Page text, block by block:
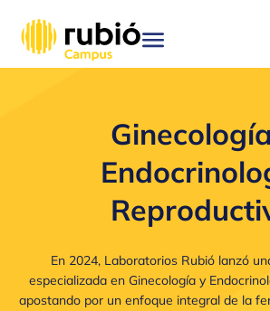
contenido
En 2024, Laboratorios Rubió lanzó
especializada en Ginecología y
apostando por un enfoque integral de la